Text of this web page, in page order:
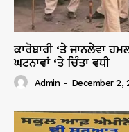
ਕਾਰੋਬਾਰੀ ‘ਤੇ ਜਾਨਲੇਵਾ
ਘਟਨਾਵਾਂ ‘ਤੇ ਚਿੰਤਾ ਵਧੀ
Admin - December 2,